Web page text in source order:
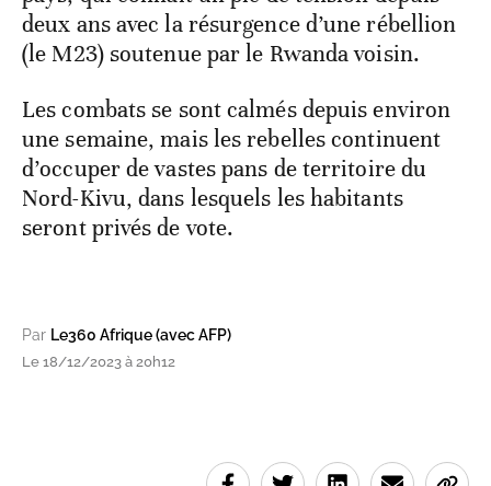
deux ans avec la résurgence d’une rébellion
(le M23) soutenue par le Rwanda voisin.
Les combats se sont calmés depuis environ
une semaine, mais les rebelles continuent
d’occuper de vastes pans de territoire du
Nord-Kivu, dans lesquels les habitants
seront privés de vote.
Par Le360 Afrique (avec AFP)
Le 18/12/2023 à 20h12